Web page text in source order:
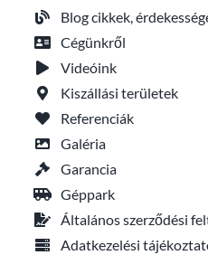
Blog cikkek,
Cégünkről
Videóink
Kiszállási területek
Referenciák
Galéria
Garancia
Géppark
Általános szerződési
Adatkezelési